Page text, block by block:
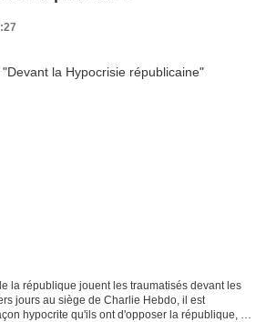
la république jouent les traumatisés devant les
jours au siège de Charlie Hebdo, il est
hypocrite qu'ils ont d'opposer la république, la